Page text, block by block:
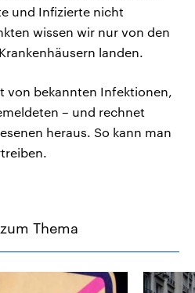
und Infizierte nicht
wissen wir nur von den
landen.
von bekannten Infektionen,
– und rechnet
heraus. So kann man
Thema